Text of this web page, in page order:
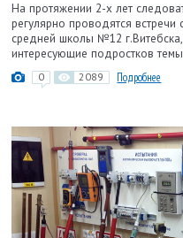
На протяжении 2-х лет
регулярно проводятся
средней школы №12
интересующие подростков
0 2089 Подробнее